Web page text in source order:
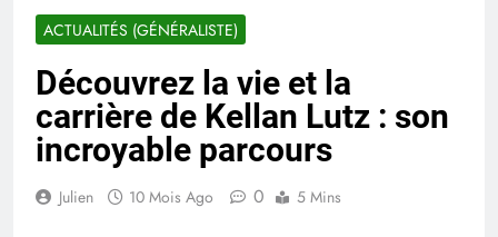
ACTUALITÉS (GÉNÉRALISTE)
Découvrez la vie et la
carrière de Kellan Lutz : son
incroyable parcours
Julien 10 Mois Ago 0 5 Mins